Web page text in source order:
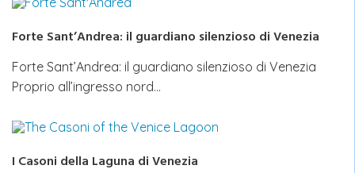
Forte Sant’Andrea: il guardiano silenzioso di Venezia
Forte Sant’Andrea: il guardiano silenzioso di Venezia
Proprio all’ingresso nord…
I Casoni della Laguna di Venezia